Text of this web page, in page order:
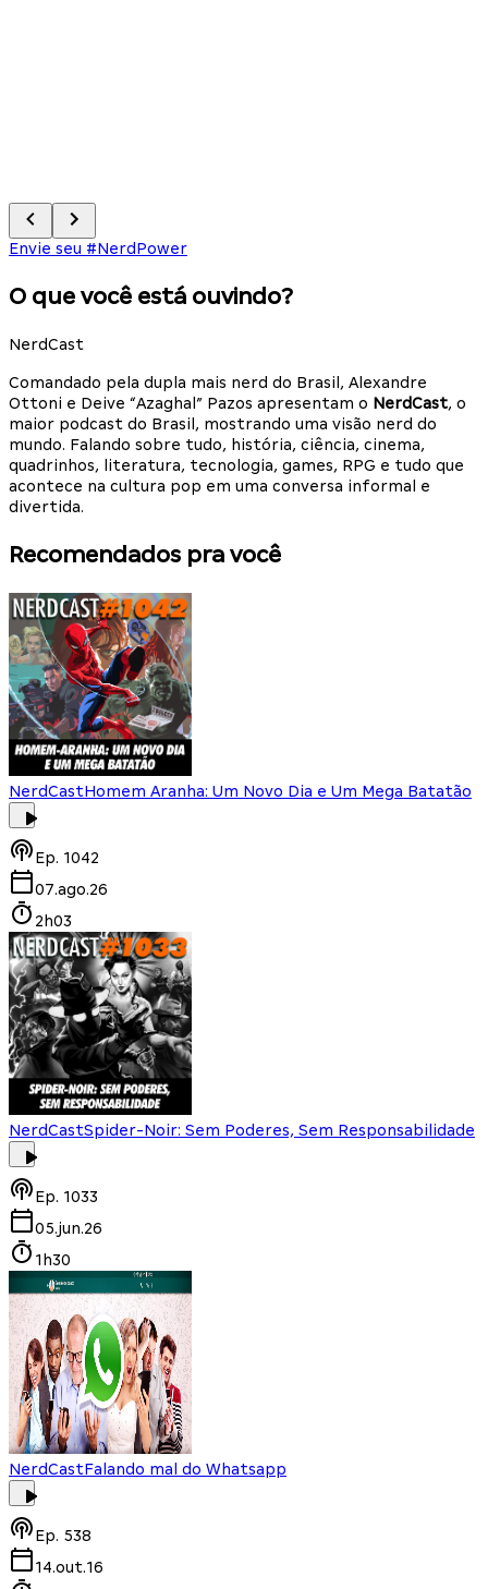
Envie seu #NerdPower
O que você está ouvindo?
NerdCast
Comandado pela dupla mais nerd do Brasil, Alexandre
Ottoni e Deive “Azaghal” Pazos apresentam o NerdCast, o
maior podcast do Brasil, mostrando uma visão nerd do
mundo. Falando sobre tudo, história, ciência, cinema,
quadrinhos, literatura, tecnologia, games, RPG e tudo que
acontece na cultura pop em uma conversa informal e
divertida.
Recomendados pra você
NerdCastHomem Aranha: Um Novo Dia e Um Mega Batatão
Ep. 1042
07.ago.26
2h03
NerdCastSpider-Noir: Sem Poderes, Sem Responsabilidade
Ep. 1033
05.jun.26
1h30
NerdCastFalando mal do Whatsapp
Ep. 538
14.out.16